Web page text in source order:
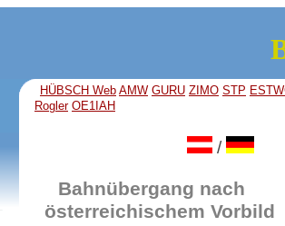
HÜBSCH Web AMW GURU ZIMO STP
Rogler OE1IAH
/
Bahnübergang nach
österreichischem Vorbild